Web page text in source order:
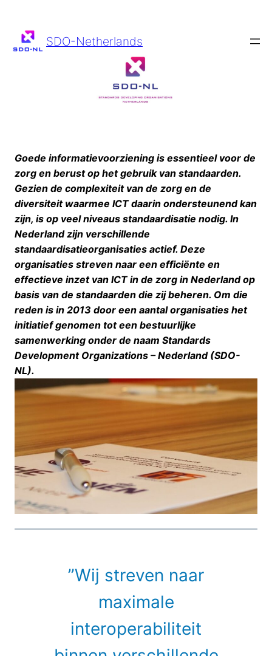
inhoud
SDO-Netherlands
Goede informatievoorziening is essentieel voor de
zorg en berust op het gebruik van standaarden.
Gezien de complexiteit van de zorg en de
diversiteit waarmee ICT daarin ondersteunend kan
zijn, is op veel niveaus standaardisatie nodig. In
Nederland zijn verschillende
standaardisatieorganisaties actief. Deze
organisaties streven naar een efficiënte en
effectieve inzet van ICT in de zorg in Nederland op
basis van de standaarden die zij beheren. Om die
reden is in 2013 door een aantal organisaties het
initiatief genomen tot een bestuurlijke
samenwerking onder de naam Standards
Development Organizations – Nederland (SDO-
NL).
”Wij streven naar
maximale
interoperabiliteit